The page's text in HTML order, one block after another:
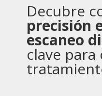
Decubre
precisión
escaneo
clave